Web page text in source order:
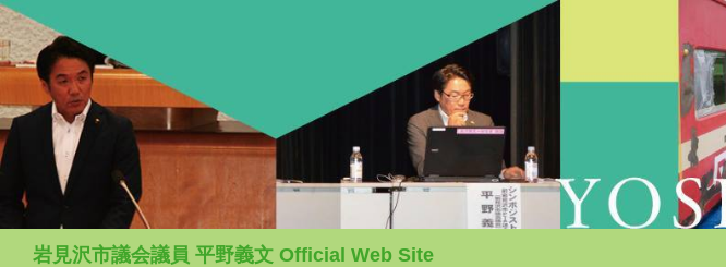
岩見沢市議会議員 平野義文 Official Web Site